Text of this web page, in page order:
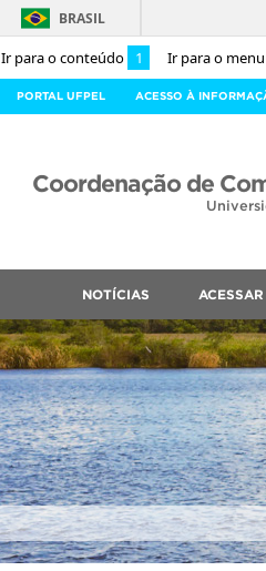
Ir para o conteúdo 1 Ir para o menu
BRASIL
PORTAL UFPEL ACESSO À
Coordenação de
NOTÍCIAS